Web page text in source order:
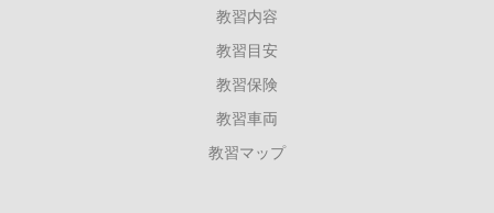
教習内容
教習目安
教習保険
教習車両
教習マップ